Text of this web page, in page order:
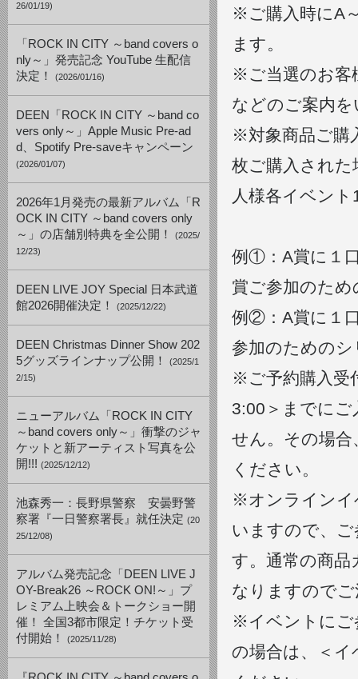
26/01/19)
「ROCK IN CITY ～band covers o
nly～」発売記念 YouTube 生配信
決定！
(2026/01/16)
DEEN「ROCK IN CITY ～band co
vers only～」Apple Music Pre-ad
d、Spotify Pre-saveキャンペーン
(2026/01/07)
2026年1月発売の最新アルバム「R
OCK IN CITY ～band covers only
～」の店舗別特典を全公開！
(2025/
12/23)
DEEN LIVE JOY Special 日本武道
館2026開催決定！
(2025/12/22)
DEEN Christmas Dinner Show 202
5グッズラインナップ公開！
(2025/1
2/15)
ニューアルバム「ROCK IN CITY
～band covers only～」衝撃のジャ
ケットと新アーティスト写真を公
開!!! (2025/12/12)
池森秀一：長野県警察 安曇野警
察署『一日警察署長』就任決定 (20
25/12/08)
アルバム発売記念「DEEN LIVE J
OY-Break26 ～ROCK ON!～」プ
レミアム上映会＆トークショー開
催！ 全国3都市限定！チケット受
付開始！
(2025/11/28)
※ご購入時にA
ます。
※ご当選のお客
などのご案内
※対象商品ご購
枚ご購入された
人様各イベン
例①：A賞に１
賞ご参加のた
例②：A賞に１
参加のための
※ご予約購入受
3:00＞までに
せん。その場
ください。
※オンラインイ
いますので、
す。通常の商
なりますので
※イベントにご
の場合は、＜イ